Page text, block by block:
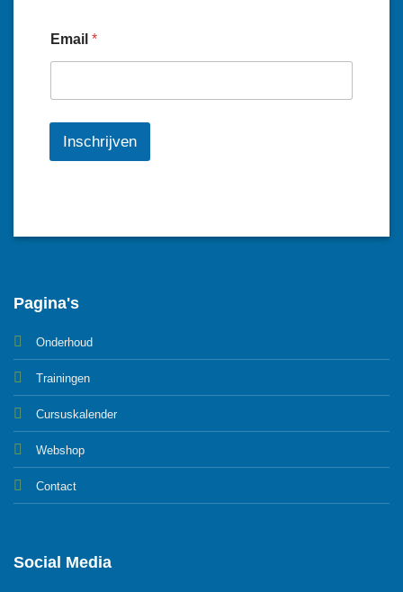
Email *
Inschrijven
Pagina's
Onderhoud
Trainingen
Cursuskalender
Webshop
Contact
Social Media